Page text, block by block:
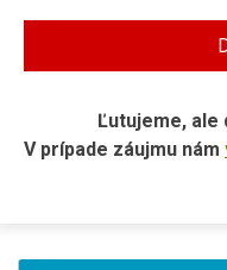
Ľutujeme, ale
V prípade záujmu nám